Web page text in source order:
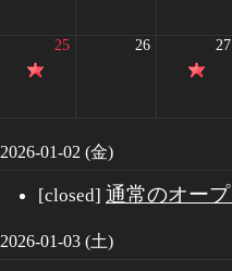
25 26 27
2026-01-02 (金)
[closed] 通常のオー
2026-01-03 (土)